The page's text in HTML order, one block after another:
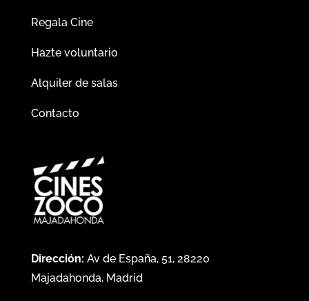
Regala Cine
Hazte voluntario
Alquiler de salas
Contacto
Dirección: Av de España, 51, 28220
Majadahonda, Madrid